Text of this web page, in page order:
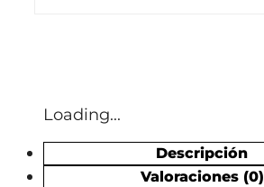
Loading...
Descripción
Valoraciones (0)